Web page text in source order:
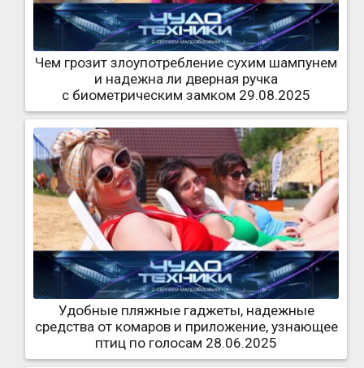
Чем грозит злоупотребление сухим шампунем
и надежна ли дверная ручка
с биометрическим замком 29.08.2025
Удобные пляжные гаджеты, надежные
средства от комаров и приложение, узнающее
птиц по голосам 28.06.2025